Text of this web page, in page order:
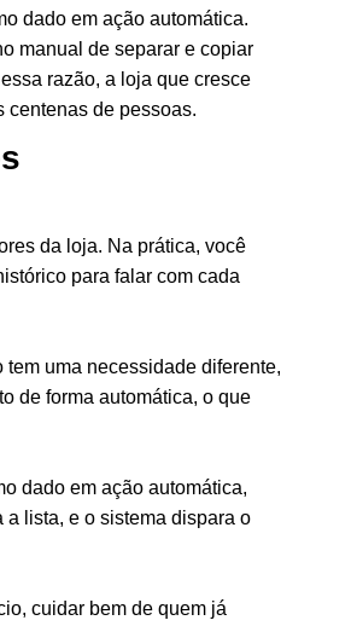
dado em ação automática.
manual de separar e copiar
razão, a loja que cresce
centenas de pessoas.
da loja. Na prática, você
para falar com cada
uma necessidade diferente,
de forma automática, o que
dado em ação automática,
lista, e o sistema dispara o
cuidar bem de quem já